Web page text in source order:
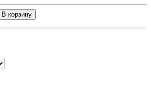
В корзину